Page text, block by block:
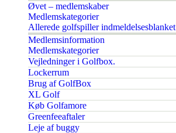
Øvet – medlemskaber
Medlemskategorier
Allerede golfspiller indmeldelsesblanket
Medlemsinformation
Medlemskategorier
Vejledninger i Golfbox.
Lockerrum
Brug af GolfBox
XL Golf
Køb Golfamore
Greenfeeaftaler
Leje af buggy